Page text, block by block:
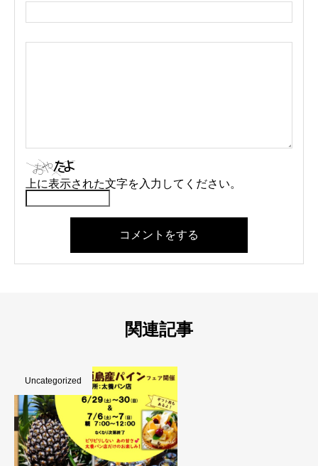
上に表示された文字を入力してください。
コメントをする
関連記事
Uncategorized